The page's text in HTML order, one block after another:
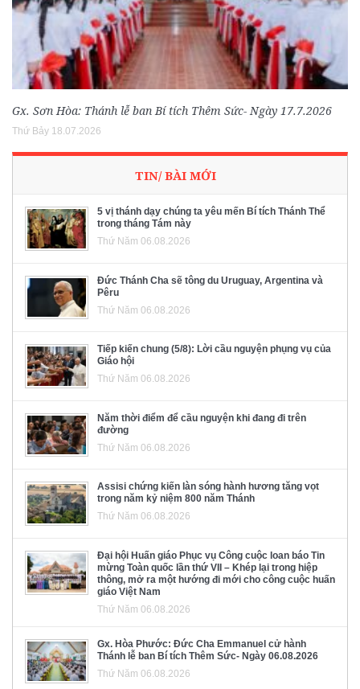
Gx. Sơn Hòa: Thánh lễ ban Bí tích Thêm Sức- Ngày 17.7.2026
Thứ Bảy 18.07.2026
TIN/ BÀI MỚI
5 vị thánh dạy chúng ta yêu mến Bí tích Thánh Thể
trong tháng Tám này
Thứ Năm 06.08.2026
Đức Thánh Cha sẽ tông du Uruguay, Argentina và
Pêru
Thứ Năm 06.08.2026
Tiếp kiến chung (5/8): Lời cầu nguyện phụng vụ của
Giáo hội
Thứ Năm 06.08.2026
Năm thời điểm để cầu nguyện khi đang đi trên
đường
Thứ Năm 06.08.2026
Assisi chứng kiến làn sóng hành hương tăng vọt
trong năm kỷ niệm 800 năm Thánh
Thứ Năm 06.08.2026
Đại hội Huấn giáo Phục vụ Công cuộc loan báo Tin
mừng Toàn quốc lần thứ VII – Khép lại trong hiệp
thông, mở ra một hướng đi mới cho công cuộc huấn
giáo Việt Nam
Thứ Năm 06.08.2026
Gx. Hòa Phước: Đức Cha Emmanuel cử hành
Thánh lễ ban Bí tích Thêm Sức- Ngày 06.08.2026
Thứ Năm 06.08.2026